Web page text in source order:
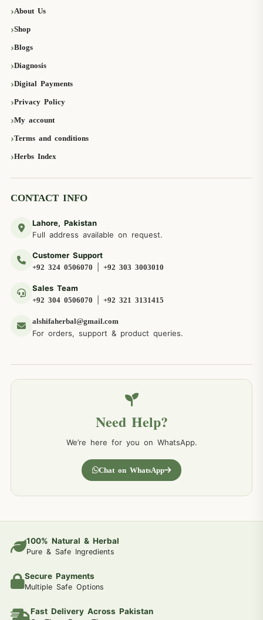
About Us
Shop
Blogs
Diagnosis
Digital Payments
Privacy Policy
My account
Terms and conditions
Herbs Index
CONTACT INFO
Lahore, Pakistan
Full address available on request.
Customer Support
+92 324 0506070 +92 303 3003010
Sales Team
+92 304 0506070 +92 321 3131415
alshifaherbal@gmail.com
For orders, support & product queries.
Need Help?
We’re here for you on WhatsApp.
Chat on WhatsApp
100% Natural & Herbal
Pure & Safe Ingredients
Secure Payments
Multiple Safe Options
Fast Delivery Across Pakistan